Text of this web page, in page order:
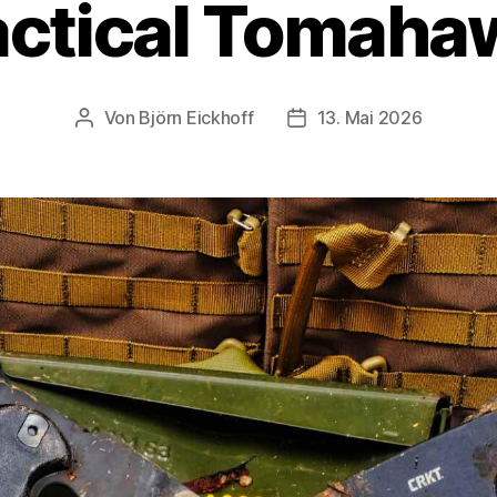
Beitragsautor
Von Björn Eickhoff Veröffentlichungsdatum
13. Mai 2026